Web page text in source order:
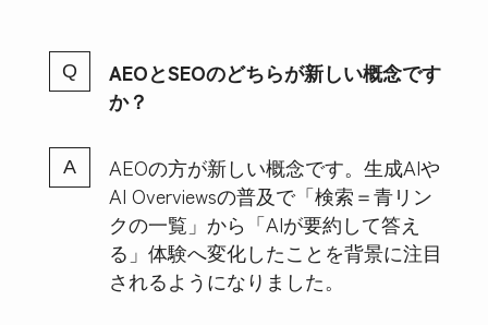
AEOとSEOのどちらが新しい概念です
か？
AEOの方が新しい概念です。生成AIや
AI Overviewsの普及で「検索＝青リン
クの一覧」から「AIが要約して答え
る」体験へ変化したことを背景に注目
されるようになりました。